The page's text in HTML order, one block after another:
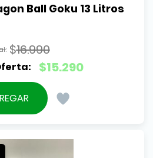
Ball Goku 13 Litros
$16.990
El
precio
original
$15.290
El
precio
actual
$15.290.